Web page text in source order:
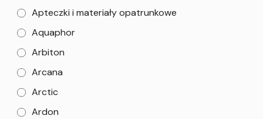
Apteczki i materiały opatrunkowe
Aquaphor
Arbiton
Arcana
Arctic
Ardon